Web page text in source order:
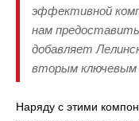
эффективной
нам
добавляет
вторым ключевым
Наряду с этими